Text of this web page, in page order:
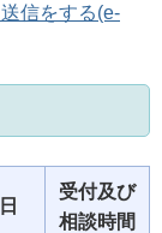
信をする(e-
受付及び
相談時間